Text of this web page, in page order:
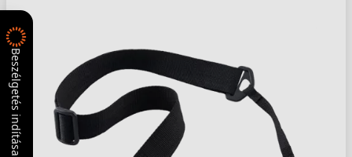
Beszélgetés indítása